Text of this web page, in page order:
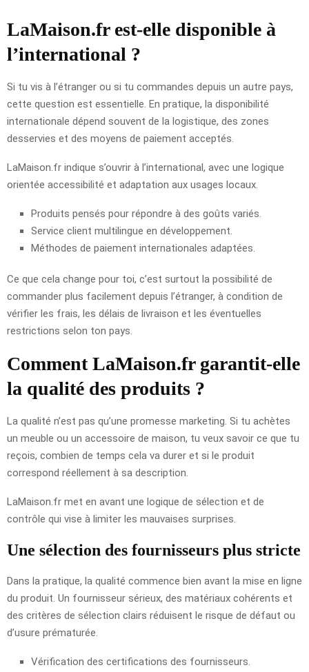
LaMaison.fr est-elle disponible à
l’international ?
Si tu vis à l’étranger ou si tu commandes depuis un autre pays,
cette question est essentielle. En pratique, la disponibilité
internationale dépend souvent de la logistique, des zones
desservies et des moyens de paiement acceptés.
LaMaison.fr indique s’ouvrir à l’international, avec une logique
orientée accessibilité et adaptation aux usages locaux.
Produits pensés pour répondre à des goûts variés.
Service client multilingue en développement.
Méthodes de paiement internationales adaptées.
Ce que cela change pour toi, c’est surtout la possibilité de
commander plus facilement depuis l’étranger, à condition de
vérifier les frais, les délais de livraison et les éventuelles
restrictions selon ton pays.
Comment LaMaison.fr garantit-elle
la qualité des produits ?
La qualité n’est pas qu’une promesse marketing. Si tu achètes
un meuble ou un accessoire de maison, tu veux savoir ce que tu
reçois, combien de temps cela va durer et si le produit
correspond réellement à sa description.
LaMaison.fr met en avant une logique de sélection et de
contrôle qui vise à limiter les mauvaises surprises.
Une sélection des fournisseurs plus stricte
Dans la pratique, la qualité commence bien avant la mise en ligne
du produit. Un fournisseur sérieux, des matériaux cohérents et
des critères de sélection clairs réduisent le risque de défaut ou
d’usure prématurée.
Vérification des certifications des fournisseurs.